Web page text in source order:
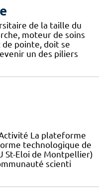
de la taille du
moteur de soins
de pointe, doit se
un des piliers
Activité La plateforme
technologique de
St-Eloi de Montpellier)
scienti